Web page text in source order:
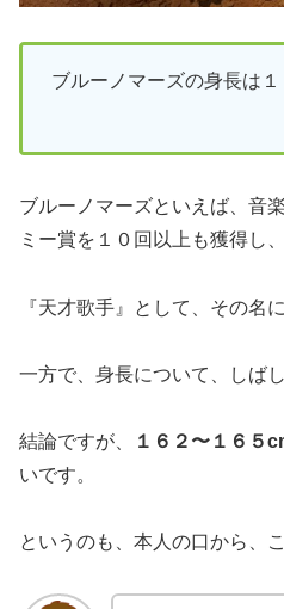
ブルーノマーズの身長は
ブルーノマーズといえば、音
ミー賞を１０回以上も獲得し、
『天才歌手』として、その名
一方で、身長について、しば
結論ですが、 １６２〜１６５
いです。
というのも、本人の口から、